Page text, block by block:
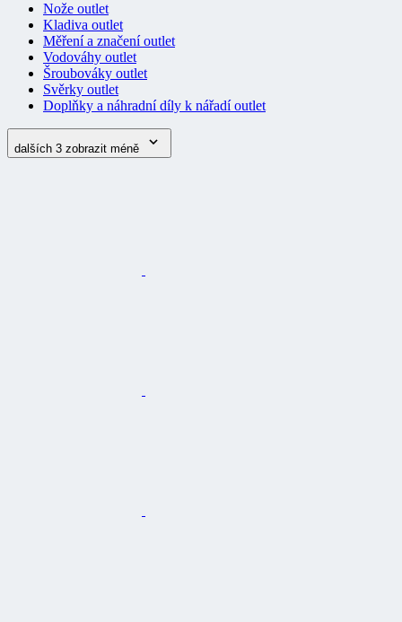
Nože outlet
Kladiva outlet
Měření a značení outlet
Vodováhy outlet
Šroubováky outlet
Svěrky outlet
Doplňky a náhradní díly k nářadí outlet
dalších 3 zobrazit méně